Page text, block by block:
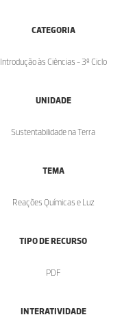
CATEGORIA
Introdução às Ciências - 3º Ciclo
UNIDADE
Sustentabilidade na Terra
TEMA
Reações Químicas e Luz
TIPO DE RECURSO
PDF
INTERATIVIDADE